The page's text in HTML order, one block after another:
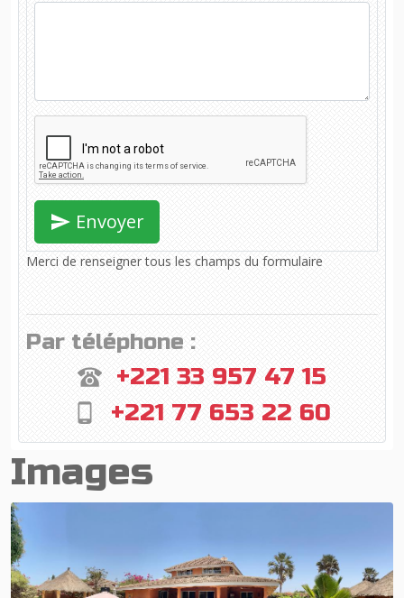
Envoyer
Merci de renseigner tous les champs du formulaire
Par téléphone :
+221 33 957 47 15
+221 77 653 22 60
Images